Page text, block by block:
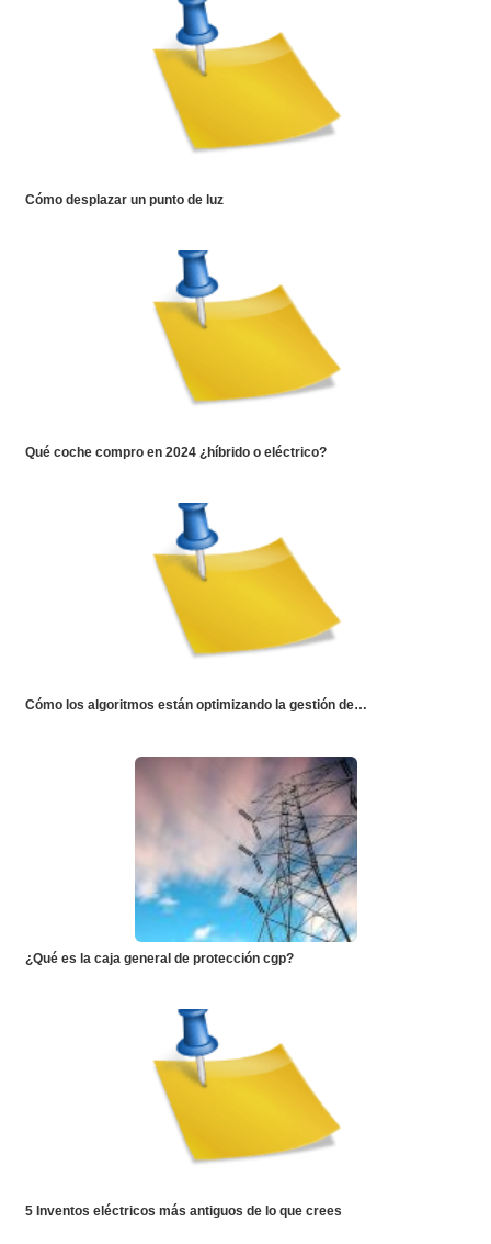
Cómo desplazar un punto de luz
Qué coche compro en 2024 ¿híbrido o eléctrico?
Cómo los algoritmos están optimizando la gestión de…
¿Qué es la caja general de protección cgp?
5 Inventos eléctricos más antiguos de lo que crees